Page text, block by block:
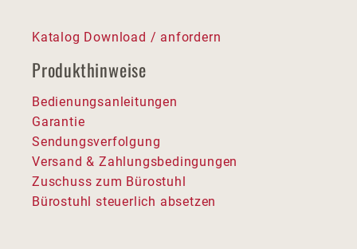
Katalog Download / anfordern
Produkthinweise
Bedienungsanleitungen
Garantie
Sendungsverfolgung
Versand & Zahlungsbedingungen
Zuschuss zum Bürostuhl
Bürostuhl steuerlich absetzen